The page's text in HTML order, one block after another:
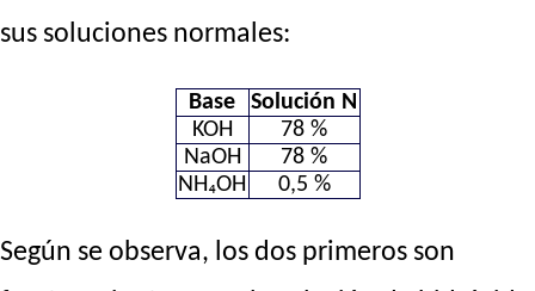
sus soluciones normales:
Base
Solución N
KOH
78 %
NaOH
78 %
NH₄OH
0,5 %
Según se observa, los dos primeros son